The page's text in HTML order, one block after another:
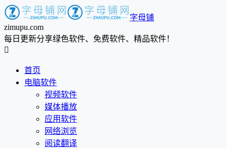
字母铺
zimupu.com
每日更新分享绿色软件、免费软件、精品软件！

首页
电脑软件
视频软件
媒体播放
应用软件
网络浏览
阅读翻译